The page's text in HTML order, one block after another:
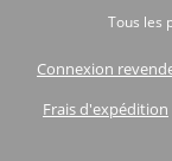
Tous les
Connexion
Frais d'expédition